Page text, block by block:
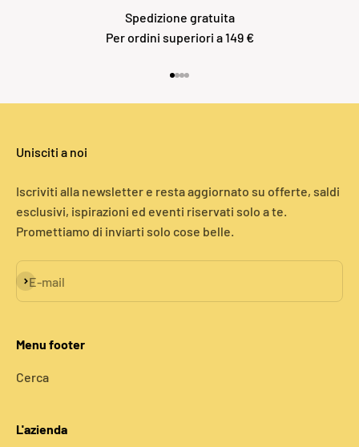
Spedizione gratuita
Per ordini superiori a 149 €
Unisciti a noi
Iscriviti alla newsletter e resta aggiornato su offerte, saldi
esclusivi, ispirazioni ed eventi riservati solo a te.
Promettiamo di inviarti solo cose belle.
E-mail
Iscriviti alla newsletter
Menu footer
Cerca
L'azienda